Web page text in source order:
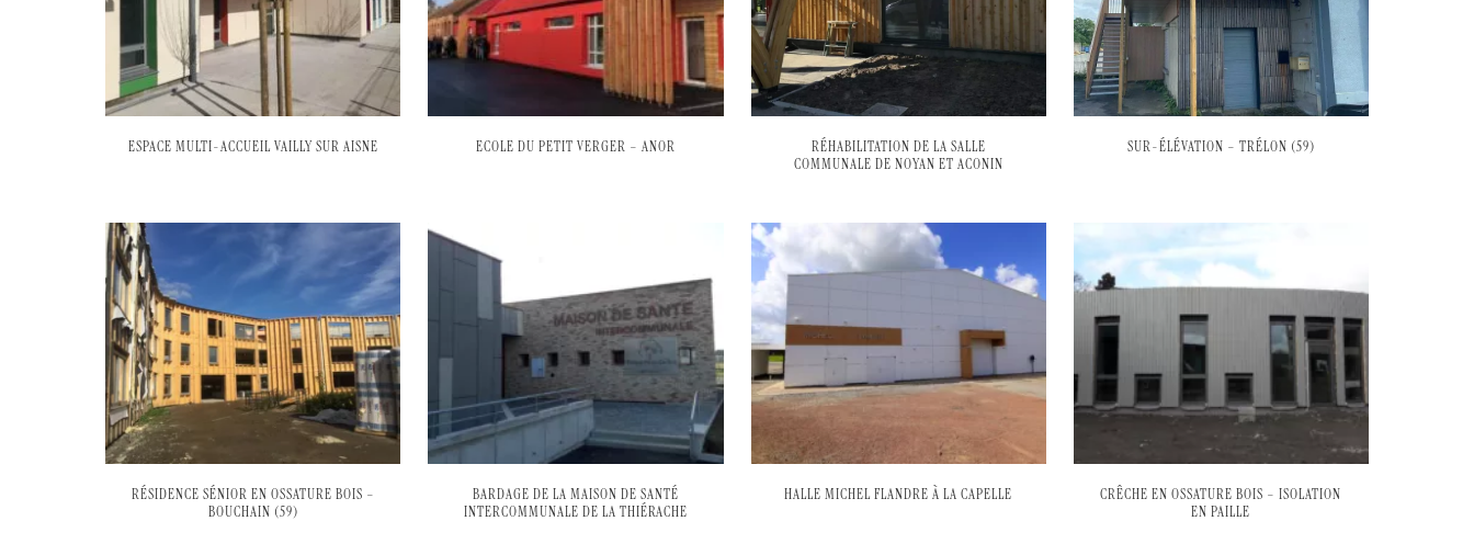
ESPACE MULTI-ACCUEIL VAILLY SUR AISNE ECOLE DU PETIT VERGER – ANOR
RÉHABILITATION DE LA SALLE
COMMUNALE DE NOYAN ET ACONIN
SUR-ÉLÉVATION – TRÉLON (59)
RÉSIDENCE SÉNIOR EN OSSATURE BOIS –
BOUCHAIN (59)
BARDAGE DE LA MAISON DE SANTÉ
INTERCOMMUNALE DE LA THIÉRACHE
HALLE MICHEL FLANDRE À LA CAPELLE
CRÊCHE EN OSSATURE BOIS – ISOLATION
EN PAILLE